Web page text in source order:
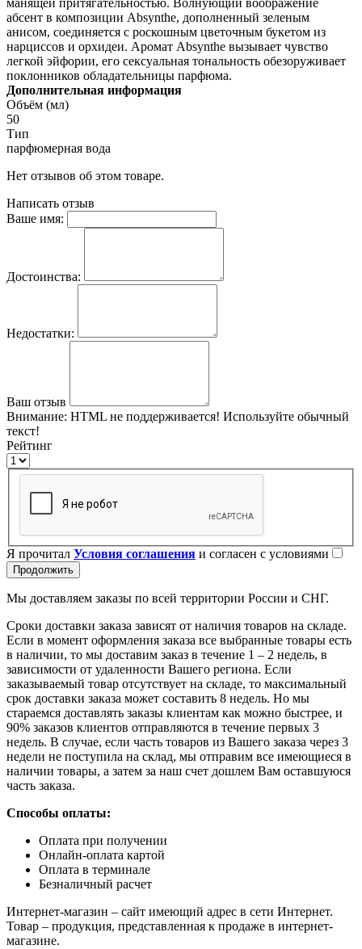
абсент в композиции Absynthe, дополненный зеленым
анисом, соединяется с роскошным цветочным букетом из
нарциссов и орхидеи. Аромат Absynthe вызывает чувство
легкой эйфории, его сексуальная тональность обезоруживает
поклонников обладательницы парфюма.
Дополнительная информация
Объём (мл)
50
Тип
парфюмерная вода
Нет отзывов об этом товаре.
Написать отзыв
Ваше имя:
Достоинства:
Недостатки:
Ваш отзыв
Внимание: HTML не поддерживается! Используйте обычный
текст!
Рейтинг
Я прочитал Условия соглашения и согласен с условиями
Продолжить
Мы доставляем заказы по всей территории России и СНГ.
Сроки доставки заказа зависят от наличия товаров на складе.
Если в момент оформления заказа все выбранные товары есть
в наличии, то мы доставим заказ в течение 1 – 2 недель, в
зависимости от удаленности Вашего региона. Если
заказываемый товар отсутствует на складе, то максимальный
срок доставки заказа может составить 8 недель. Но мы
стараемся доставлять заказы клиентам как можно быстрее, и
90% заказов клиентов отправляются в течение первых 3
недель. В случае, если часть товаров из Вашего заказа через 3
недели не поступила на склад, мы отправим все имеющиеся в
наличии товары, а затем за наш счет дошлем Вам оставшуюся
часть заказа.
Способы оплаты:
Оплата при получении
Онлайн-оплата картой
Оплата в терминале
Безналичный расчет
Интернет-магазин – сайт имеющий адрес в сети Интернет.
Товар – продукция, представленная к продаже в интернет-
магазине.